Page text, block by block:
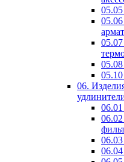
06.